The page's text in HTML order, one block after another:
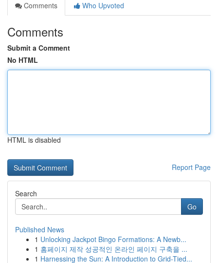
Comments
Who Upvoted
Comments
Submit a Comment
No HTML
HTML is disabled
Report Page
Search
Go
Published News
1 Unlocking Jackpot Bingo Formations: A Newb...
1 홈페이지 제작 성공적인 온라인 페이지 구축을 ...
1 Harnessing the Sun: A Introduction to Grid-Tied...